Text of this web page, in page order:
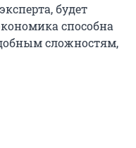
будет
способна
сложностям,